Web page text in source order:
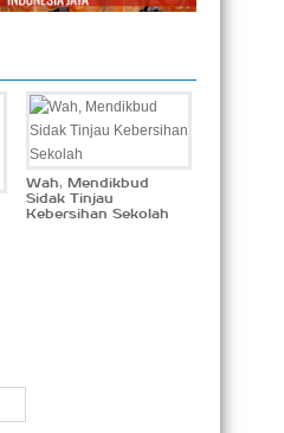
Wah, Mendikbud
Sidak Tinjau
Kebersihan Sekolah